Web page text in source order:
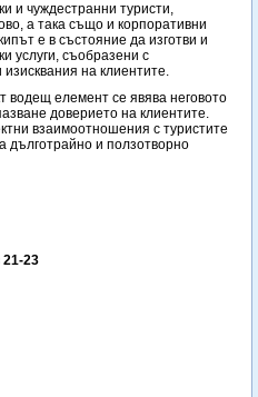
и чуждестранни туристи,
а така също и корпоративни
е в състояние да изготви и
услуги, съобразени с
на клиентите.
водещ елемент се явява неговото
доверието на клиентите.
взаимоотношения с туристите
дълготрайно и ползотворно
23